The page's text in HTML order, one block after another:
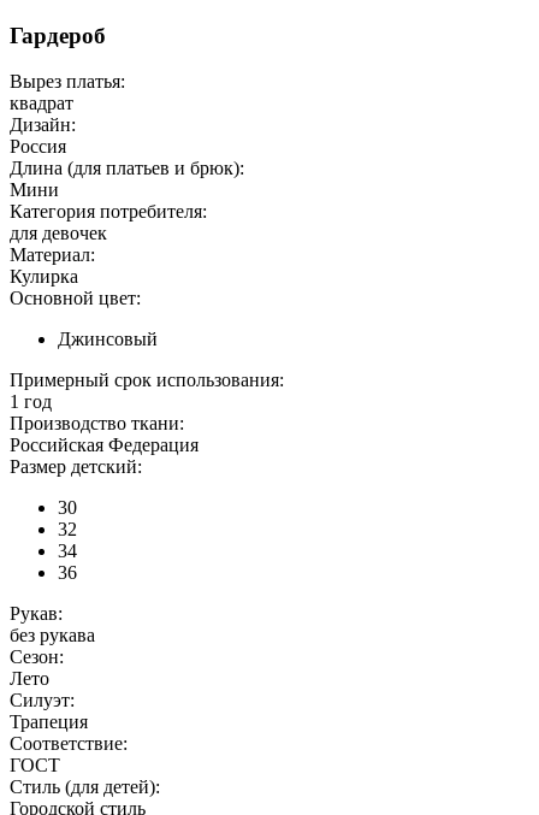
Гардероб
Вырез платья:
квадрат
Дизайн:
Россия
Длина (для платьев и брюк):
Мини
Категория потребителя:
для девочек
Материал:
Кулирка
Основной цвет:
Джинсовый
Примерный срок использования:
1 год
Производство ткани:
Российская Федерация
Размер детский:
30
32
34
36
Рукав:
без рукава
Сезон:
Лето
Силуэт:
Трапеция
Соответствие:
ГОСТ
Стиль (для детей):
Городской стиль